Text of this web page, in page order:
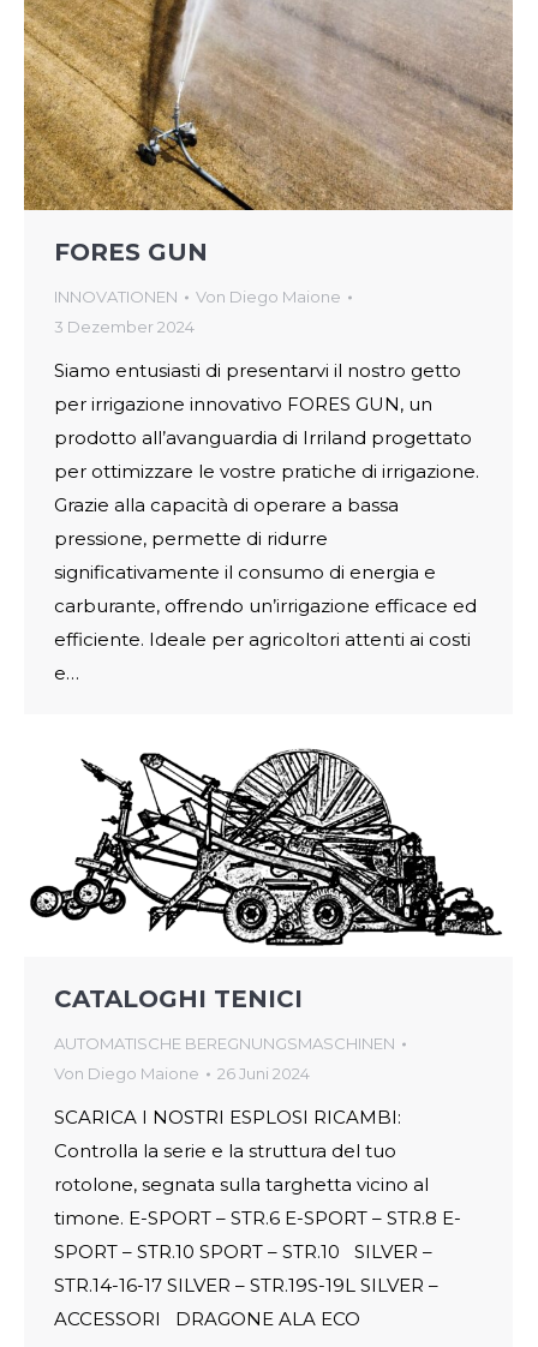
FORES GUN
INNOVATIONEN Von Diego Maione
3 Dezember 2024
Siamo entusiasti di presentarvi il nostro getto
per irrigazione innovativo FORES GUN, un
prodotto all’avanguardia di Irriland progettato
per ottimizzare le vostre pratiche di irrigazione.
Grazie alla capacità di operare a bassa
pressione, permette di ridurre
significativamente il consumo di energia e
carburante, offrendo un’irrigazione efficace ed
efficiente. Ideale per agricoltori attenti ai costi
e…
CATALOGHI TENICI
AUTOMATISCHE BEREGNUNGSMASCHINEN
Von Diego Maione 26 Juni 2024
SCARICA I NOSTRI ESPLOSI RICAMBI:
Controlla la serie e la struttura del tuo
rotolone, segnata sulla targhetta vicino al
timone. E-SPORT – STR.6 E-SPORT – STR.8 E-
SPORT – STR.10 SPORT – STR.10 SILVER –
STR.14-16-17 SILVER – STR.19S-19L SILVER –
ACCESSORI DRAGONE ALA ECO